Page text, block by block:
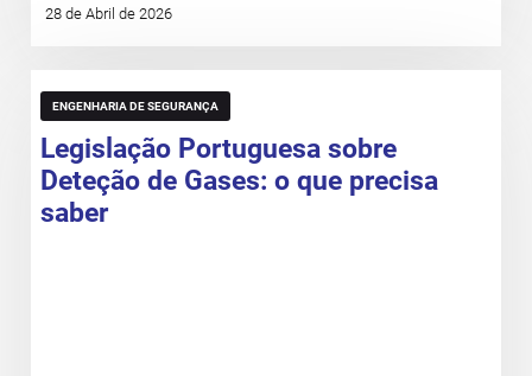
28 de Abril de 2026
ENGENHARIA DE SEGURANÇA
Legislação Portuguesa sobre
Deteção de Gases: o que precisa
saber